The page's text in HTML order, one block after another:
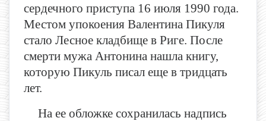
сердечного приступа 16 июля 1990 года.
Местом упокоения Валентина Пикуля
стало Лесное кладбище в Риге. После
смерти мужа Антонина нашла книгу,
которую Пикуль писал еще в тридцать
лет.
На ее обложке сохранилась надпись